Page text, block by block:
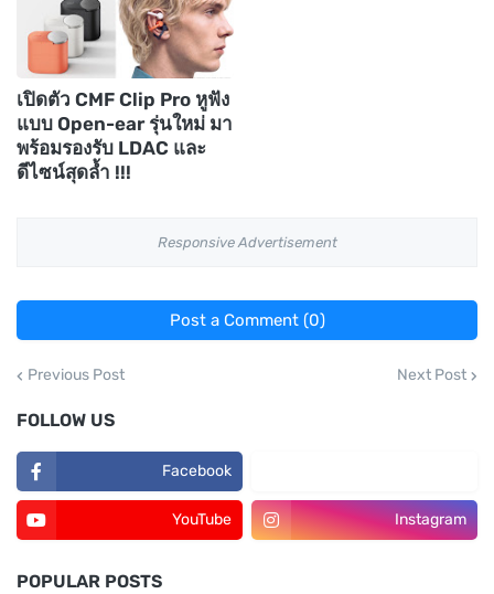
เปิดตัว CMF Clip Pro หูฟัง
แบบ Open-ear รุ่นใหม่ มา
พร้อมรองรับ LDAC และ
ดีไซน์สุดล้ำ !!!
Responsive Advertisement
Post a Comment (0)
Previous Post Next Post
FOLLOW US
Facebook
YouTube Instagram
POPULAR POSTS